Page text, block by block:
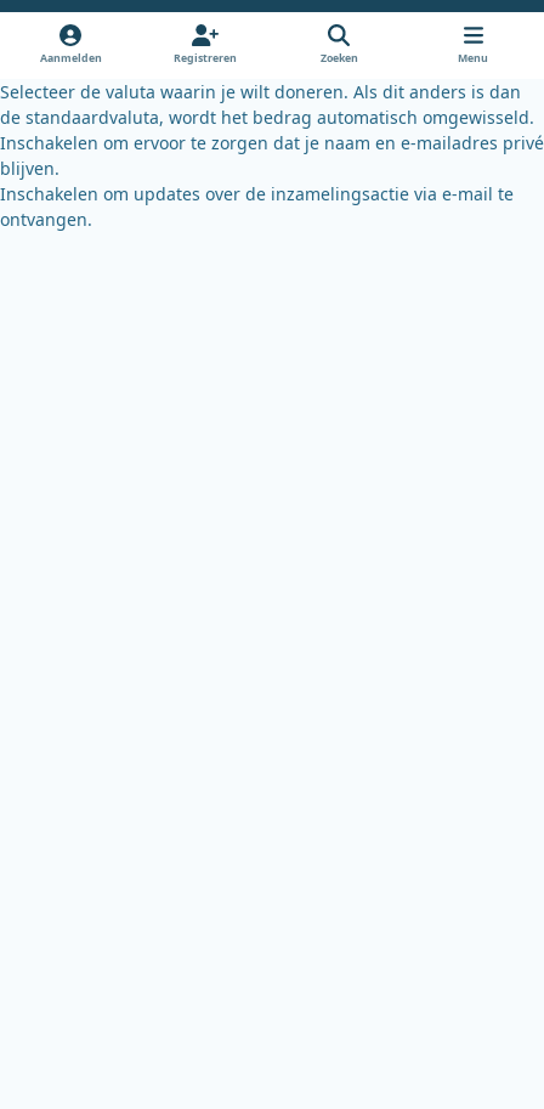
k
k
y
Aanmelden Registreren Zoeken Menu
Selecteer de valuta waarin je wilt doneren. Als dit anders is dan
de standaardvaluta, wordt het bedrag automatisch omgewisseld.
Inschakelen om ervoor te zorgen dat je naam en e-mailadres privé
blijven.
Inschakelen om updates over de inzamelingsactie via e-mail te
ontvangen.